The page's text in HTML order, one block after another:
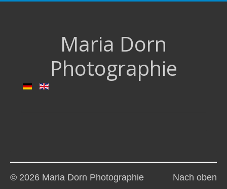
Maria Dorn
Photographie
Nach oben
© 2026 Maria Dorn Photographie